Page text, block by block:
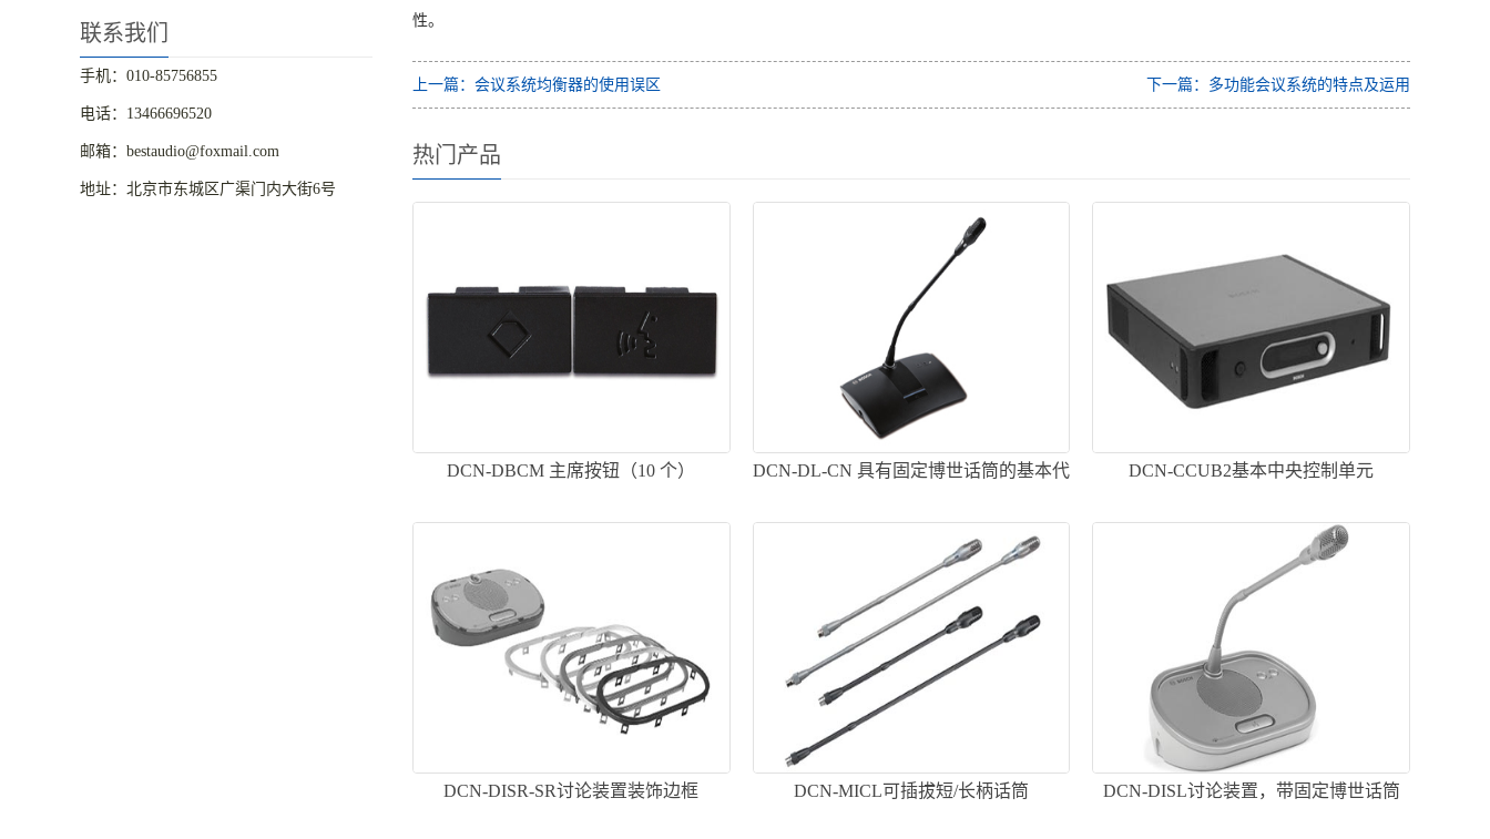
联系我们
手机：010-85756855
电话：13466696520
邮箱：bestaudio@foxmail.com
地址：北京市东城区广渠门内大街6号
性。
上一篇：会议系统均衡器的使用误区 下一篇：多功能会议系统的特点及运用
热门产品
DCN-DBCM 主席按钮（10 个）
DCN-DL-CN 具有固定博世话筒的基本代
DCN-CCUB2基本中央控制单元
DCN-DISR-SR讨论装置装饰边框 DCN-MICL可插拔短/长柄话筒 DCN-DISL讨论装置，带固定博世话筒